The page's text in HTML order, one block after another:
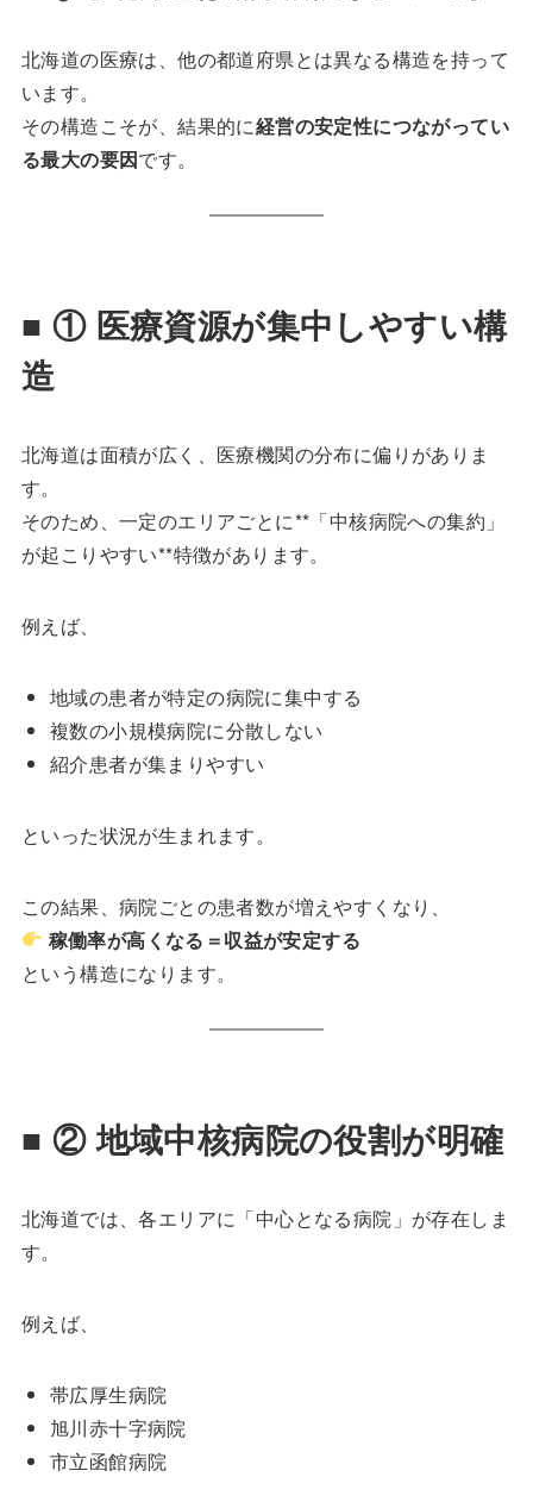
北海道の医療は、他の都道府県とは異なる構造を持って
います。
その構造こそが、結果的に経営の安定性につながってい
る最大の要因です。
■ ① 医療資源が集中しやすい構
造
北海道は面積が広く、医療機関の分布に偏りがありま
す。
そのため、一定のエリアごとに**「中核病院への集約」
が起こりやすい**特徴があります。
例えば、
地域の患者が特定の病院に集中する
複数の小規模病院に分散しない
紹介患者が集まりやすい
といった状況が生まれます。
この結果、病院ごとの患者数が増えやすくなり、
稼働率が高くなる＝収益が安定する
という構造になります。
■ ② 地域中核病院の役割が明確
北海道では、各エリアに「中心となる病院」が存在しま
す。
例えば、
帯広厚生病院
旭川赤十字病院
市立函館病院